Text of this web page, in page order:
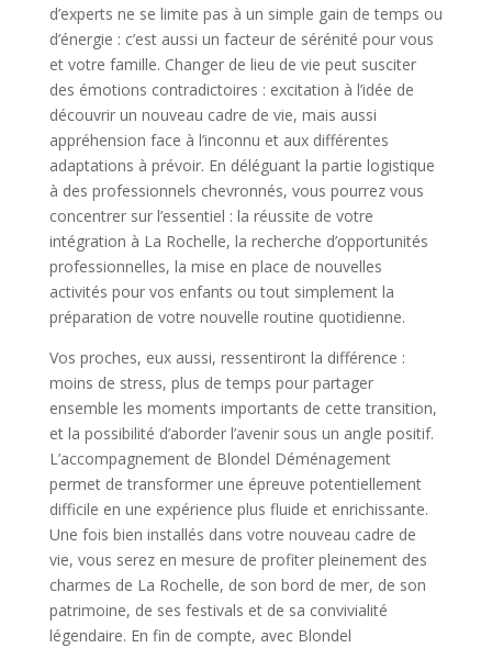
d’experts ne se limite pas à un simple gain de temps ou
d’énergie : c’est aussi un facteur de sérénité pour vous
et votre famille. Changer de lieu de vie peut susciter
des émotions contradictoires : excitation à l’idée de
découvrir un nouveau cadre de vie, mais aussi
appréhension face à l’inconnu et aux différentes
adaptations à prévoir. En déléguant la partie logistique
à des professionnels chevronnés, vous pourrez vous
concentrer sur l’essentiel : la réussite de votre
intégration à La Rochelle, la recherche d’opportunités
professionnelles, la mise en place de nouvelles
activités pour vos enfants ou tout simplement la
préparation de votre nouvelle routine quotidienne.
Vos proches, eux aussi, ressentiront la différence :
moins de stress, plus de temps pour partager
ensemble les moments importants de cette transition,
et la possibilité d’aborder l’avenir sous un angle positif.
L’accompagnement de Blondel Déménagement
permet de transformer une épreuve potentiellement
difficile en une expérience plus fluide et enrichissante.
Une fois bien installés dans votre nouveau cadre de
vie, vous serez en mesure de profiter pleinement des
charmes de La Rochelle, de son bord de mer, de son
patrimoine, de ses festivals et de sa convivialité
légendaire. En fin de compte, avec Blondel